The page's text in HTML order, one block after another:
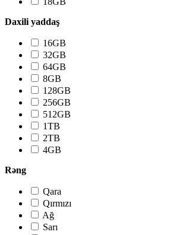
Daxili yaddaş
16GB
32GB
64GB
8GB
128GB
256GB
512GB
1TB
2TB
4GB
Rəng
Qara
Qırmızı
Ağ
Sarı